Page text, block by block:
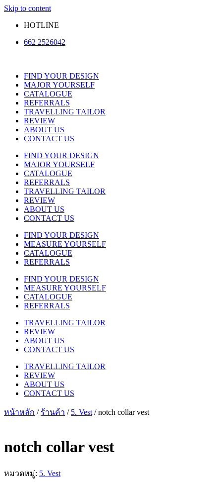
Skip to content
HOTLINE
662 2526042
FIND YOUR DESIGN
MAJOR YOURSELF
CATALOGUE
REFERRALS
TRAVELLING TAILOR
REVIEW
ABOUT US
CONTACT US
FIND YOUR DESIGN
MAJOR YOURSELF
CATALOGUE
REFERRALS
TRAVELLING TAILOR
REVIEW
ABOUT US
CONTACT US
FIND YOUR DESIGN
MEASURE YOURSELF
CATALOGUE
REFERRALS
FIND YOUR DESIGN
MEASURE YOURSELF
CATALOGUE
REFERRALS
TRAVELLING TAILOR
REVIEW
ABOUT US
CONTACT US
TRAVELLING TAILOR
REVIEW
ABOUT US
CONTACT US
หน้าหลัก / ร้านค้า / 5. Vest / notch collar vest
notch collar vest
หมวดหมู่: 5. Vest